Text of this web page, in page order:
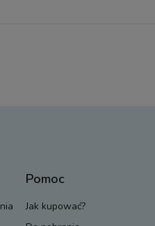
Pomoc
Jak kupować?